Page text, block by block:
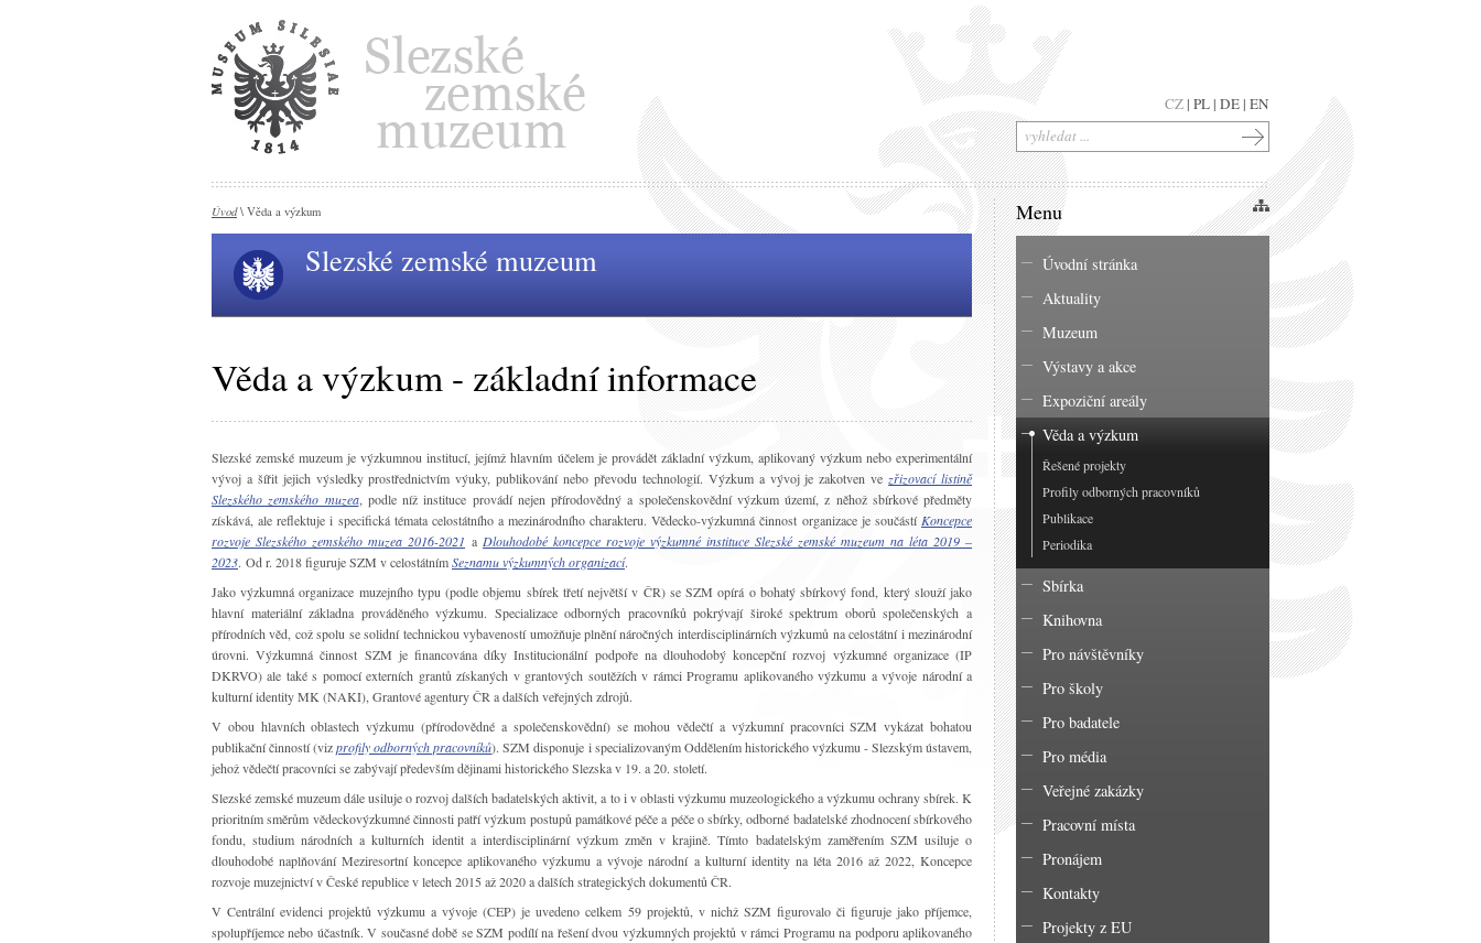
Úvod\ Věda a výzkum
Slezské zemské muzeum
Věda a výzkum - základní informace
Slezské zemské muzeum je výzkumnou institucí, jejímž hlavním účelem je provádět základní výzkum, aplikovaný výzkum nebo experimentální
vývoj a šířit jejich výsledky prostřednictvím výuky, publikování nebo převodu technologií. Výzkum a vývoj je zakotven vezřizovací listině
Slezského zemského muzea, podle níž instituce provádí nejen přírodovědný a společenskovědní výzkum území, z něhož sbírkové předměty
získává, ale reflektuje i specifická témata celostátního a mezinárodního charakteru. Vědecko-výzkumná činnost organizace je součástí Koncepce
rozvoje Slezského zemského muzea 2016-2021 a Dlouhodobé koncepce rozvoje výzkumné instituce Slezské zemské muzeum na léta 2019 ‒
2023. Od r. 2018 figuruje SZM v celostátnímSeznamu výzkumných organizací.
Jako výzkumná organizace muzejního typu (podle objemu sbírek třetí největší v ČR) se SZM opírá o bohatý sbírkový fond, který slouží jako
hlavní materiální základna prováděného výzkumu. Specializace odborných pracovníků pokrývají široké spektrum oborů společenských a
přírodních věd, což spolu se solidní technickou vybaveností umožňuje plnění náročných interdisciplinárních výzkumů na celostátní i mezinárodní
úrovni. Výzkumná činnost SZM je financována díky Institucionální podpoře na dlouhodobý koncepční rozvoj výzkumné organizace (IP
DKRVO) ale také s pomocí externích grantů získaných v grantových soutěžích v rámci Programu aplikovaného výzkumu a vývoje národní a
kulturní identity MK (NAKI), Grantové agentury ČR a dalších veřejných zdrojů.
V obou hlavních oblastech výzkumu (přírodovědné a společenskovědní) se mohou vědečtí a výzkumní pracovníci SZM vykázat bohatou
publikační činností (vizprofily odborných pracovníků). SZM disponuje i specializovaným Oddělením historického výzkumu - Slezským ústavem,
jehož vědečtí pracovníci se zabývají především dějinami historického Slezska v 19. a 20. století.
Slezské zemské muzeum dále usiluje o rozvoj dalších badatelských aktivit, a to i v oblasti výzkumu muzeologického a výzkumu ochrany sbírek. K
prioritním směrům vědeckovýzkumné činnosti patří výzkum postupů památkové péče a péče o sbírky, odborné badatelské zhodnocení sbírkového
fondu, studium národních a kulturních identit a interdisciplinární výzkum změn v krajině. Tímto badatelským zaměřením SZM usiluje o
dlouhodobé naplňování Meziresortní koncepce aplikovaného výzkumu a vývoje národní a kulturní identity na léta 2016 až 2022, Koncepce
rozvoje muzejnictví v České republice v letech 2015 až 2020 a dalších strategických dokumentů ČR.
V Centrální evidenci projektů výzkumu a vývoje (CEP) je uvedeno celkem 59 projektů, v nichž SZM figurovalo či figuruje jako příjemce,
spolupříjemce nebo účastník. V současné době se SZM podílí na řešení dvou výzkumných projektů v rámci Programu na podporu aplikovaného
Menu
Úvodní stránka
Aktuality
Muzeum
Výstavy a akce
Expoziční areály
Věda a výzkum
Řešené projekty
Profily odborných pracovníků
Publikace
Periodika
Sbírka
Knihovna
Pro návštěvníky
Pro školy
Pro badatele
Pro média
Veřejné zakázky
Pracovní místa
Pronájem
Kontakty
Projekty z EU
CZ | PL | DE | EN